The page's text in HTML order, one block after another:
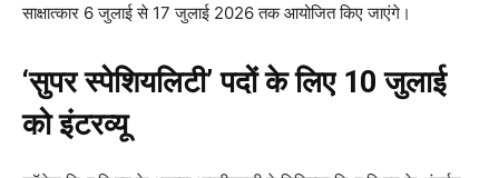
साक्षात्कार 6 जुलाई से 17 जुलाई 2026 तक आयोजित किए जाएंगे।
‘सुपर स्पेशियलिटी’ पदों के लिए 10 जुलाई
को इंटरव्यू